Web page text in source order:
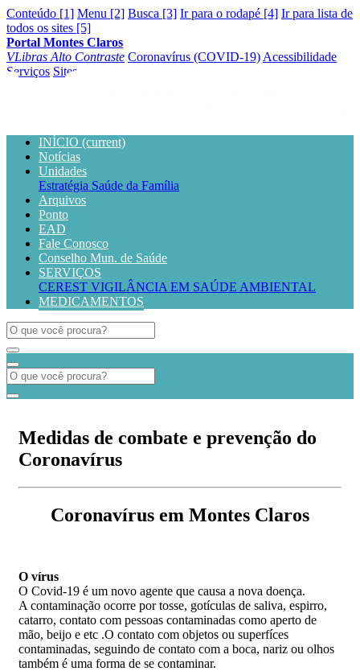
Conteúdo [1] Menu [2] Busca [3] Ir para o rodapé [4] Ir para lista de
todos os sites [5]
Portal Montes Claros
VLibras Alto Contraste Coronavírus (COVID-19) Acessibilidade
Serviços Sites
INÍCIO (current)
Notícias
Unidades
Estratégia Saúde da Família
Arquivos
Ponto
EAD
Fale Conosco
Conselho Mun. de Saúde
SERVIÇOS
CEREST VIGILÂNCIA EM SAÚDE AMBIENTAL
MEDICAMENTOS
Medidas de combate e prevenção do
Coronavírus
Coronavírus em Montes Claros
O vírus
O Covid-19 é um novo agente que causa a nova doença.
A contaminação ocorre por tosse, gotículas de saliva, espirro,
catarro, contato com pessoas contaminadas como aperto de
mão, beijo e etc .O contato com objetos ou superfíces
contaminadas, seguindo de contato com a boca, nariz ou olhos
também é uma forma de se contaminar.